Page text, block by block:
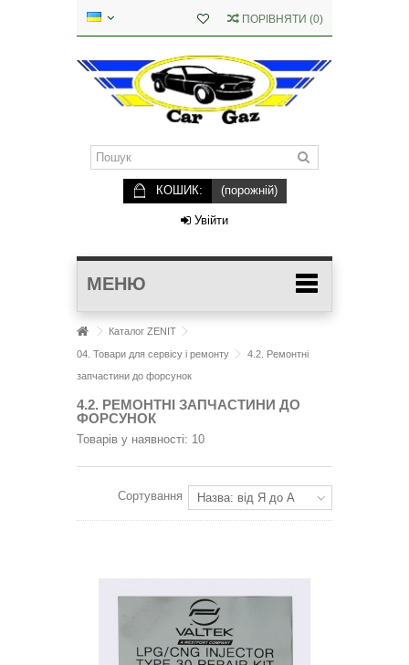
ПОРІВНЯТИ (0)
КОШИК: (порожній)
Увійти
МЕНЮ
Каталог ZENIT
04. Товари для сервісу і ремонту
4.2. Ремонтні
запчастини до форсунок
4.2. РЕМОНТНІ ЗАПЧАСТИНИ ДО
ФОРСУНОК
Товарів у наявності: 10
Сортування Назва: від Я до А